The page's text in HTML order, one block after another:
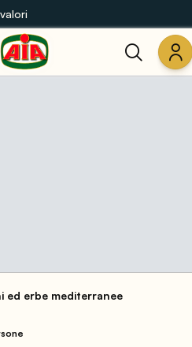
ed erbe mediterranee